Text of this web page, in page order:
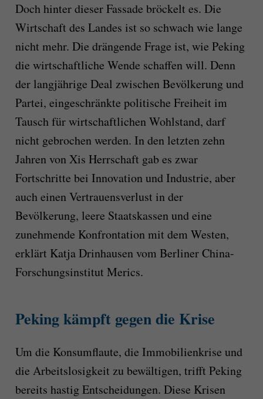
Doch hinter dieser Fassade bröckelt es. Die
Wirtschaft des Landes ist so schwach wie lange
nicht mehr. Die drängende Frage ist, wie Peking
die wirtschaftliche Wende schaffen will. Denn
der langjährige Deal zwischen Bevölkerung und
Partei, eingeschränkte politische Freiheit im
Tausch für wirtschaftlichen Wohlstand, darf
nicht gebrochen werden. In den letzten zehn
Jahren von Xis Herrschaft gab es zwar
Fortschritte bei Innovation und Industrie, aber
auch einen Vertrauensverlust in der
Bevölkerung, leere Staatskassen und eine
zunehmende Konfrontation mit dem Westen,
erklärt Katja Drinhausen vom Berliner China-
Forschungsinstitut Merics.
Peking kämpft gegen die Krise
Um die Konsumflaute, die Immobilienkrise und
die Arbeitslosigkeit zu bewältigen, trifft Peking
bereits hastig Entscheidungen. Diese Krisen